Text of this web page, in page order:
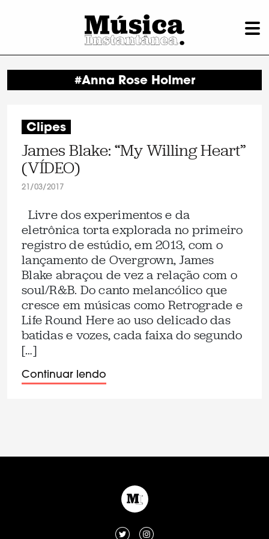
#Anna Rose Holmer
Clipes
James Blake: “My Willing Heart”
(VÍDEO)
21/03/2017
Livre dos experimentos e da
eletrônica torta explorada no primeiro
registro de estúdio, em 2013, com o
lançamento de Overgrown, James
Blake abraçou de vez a relação com o
soul/R&B. Do canto melancólico que
cresce em músicas como Retrograde e
Life Round Here ao uso delicado das
batidas e vozes, cada faixa do segundo
[…]
Continuar lendo